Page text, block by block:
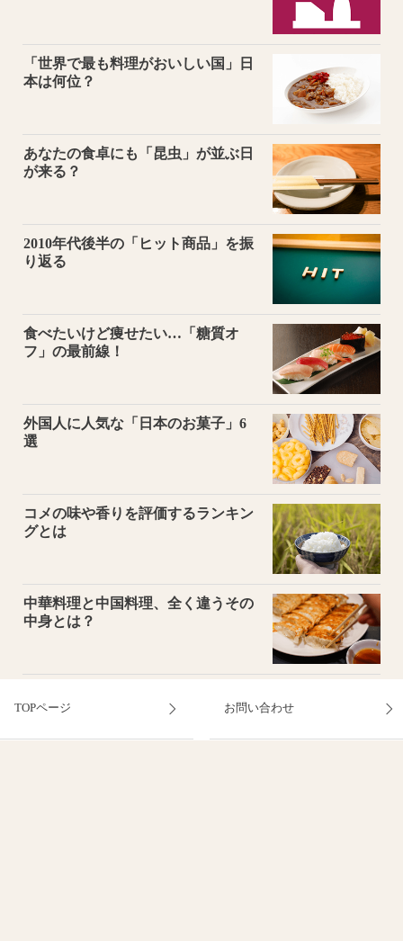
「世界で最も料理がおいしい国」日
本は何位？
あなたの食卓にも「昆虫」が並ぶ日
が来る？
2010年代後半の「ヒット商品」を振
り返る
食べたいけど痩せたい…「糖質オ
フ」の最前線！
外国人に人気な「日本のお菓子」6
選
コメの味や香りを評価するランキン
グとは
中華料理と中国料理、全く違うその
中身とは？
TOPページ お問い合わせ